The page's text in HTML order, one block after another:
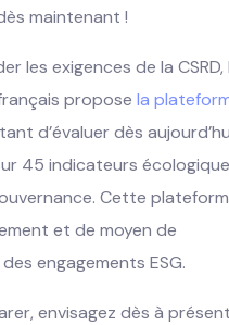
maintenant !
les exigences de la CSRD,
proposela
d’évaluer dès
45 indicateurs
Cette
et de moyen de
engagements ESG.
envisagez dès à